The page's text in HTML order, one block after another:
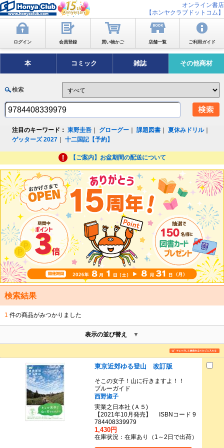
オンライン書店
【ホンヤクラブドットコム】
ログイン 会員登録 買い物かご 店舗一覧 ご利用ガイド
本 コミック 雑誌 その他商材
検索
注目のキーワード： 東野圭吾 グローグー ｜課題図書 ｜夏休みドリル｜
ゲッターズ 2027 ｜十二国記【予約】
【ご案内】お盆期間の配送について
検索結果
1 件の商品がみつかりました
表示の並び替え
東京近郊ゆる登山 改訂版
そこの女子！山に行きますよ！！
ブルーガイド
西野淑子
実業之日本社 (Ａ５)
【2021年10月発売】 ISBNコード 9
784408339979
1,430円
在庫状況：在庫あり（1～2日で出荷）